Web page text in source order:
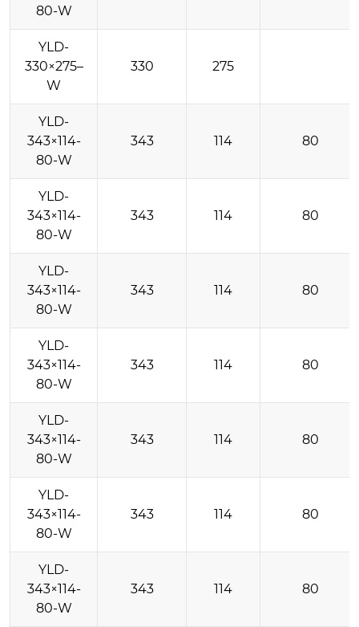
80-W
YLD-
330×275–
W
330 275
YLD-
343×114-
80-W
343 114 80
YLD-
343×114-
80-W
343 114 80
YLD-
343×114-
80-W
343 114 80
YLD-
343×114-
80-W
343 114 80
YLD-
343×114-
80-W
343 114 80
YLD-
343×114-
80-W
343 114 80
YLD-
343×114-
80-W
343 114 80